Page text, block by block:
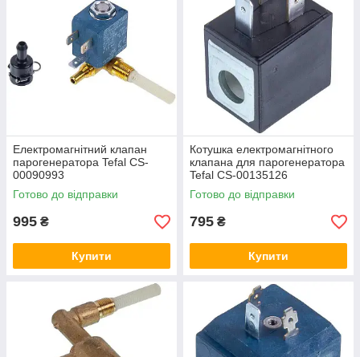
Електромагнітний клапан
парогенератора Tefal CS-
00090993
Готово до відправки
995 ₴
Купити
Котушка електромагнітного
клапана для парогенератора
Tefal CS-00135126
Готово до відправки
795 ₴
Купити